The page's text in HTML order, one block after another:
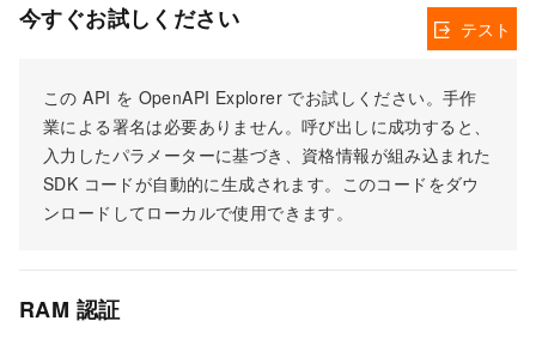
今すぐお試しください
この API を OpenAPI Explorer でお試しください。手作
業による署名は必要ありません。呼び出しに成功すると、
入力したパラメーターに基づき、資格情報が組み込まれた
SDK コードが自動的に生成されます。このコードをダウ
ンロードしてローカルで使用できます。
テスト
RAM 認証